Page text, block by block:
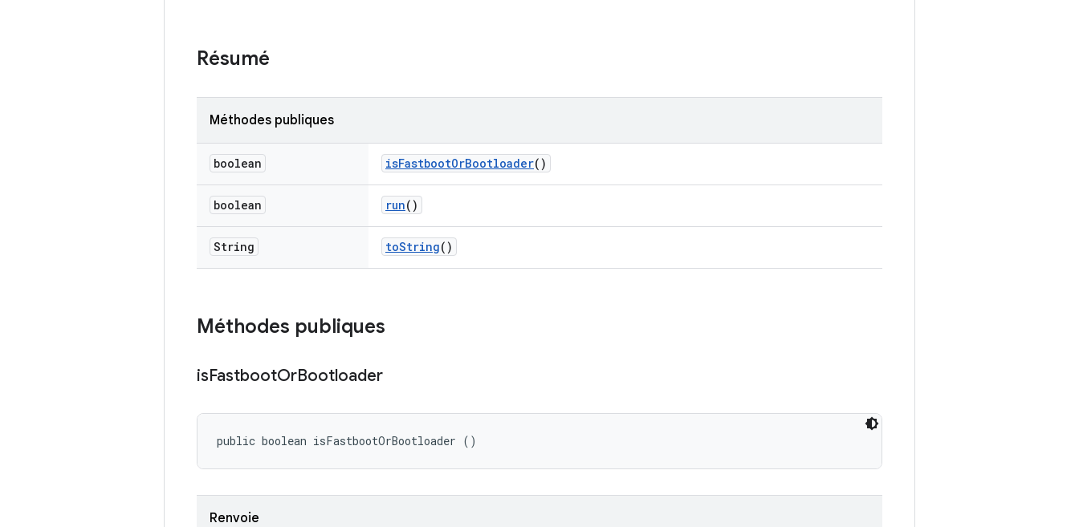
Résumé
Méthodes publiques
boolean isFastbootOrBootloader()
boolean run()
String toString()
Méthodes publiques
isFastbootOrBootloader
public boolean isFastbootOrBootloader ()
Renvoie